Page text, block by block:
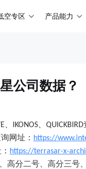
空专区 产品能力
公司数据？
IKONOS QUICKBIRD
网址： https://
https://terrasar-x-
高分二号、高分三